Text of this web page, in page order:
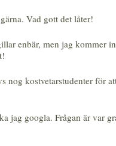
Vad gott det låter!
enbär, men jag kommer
nog kostvetarstudenter för
jag googla. Frågan är var